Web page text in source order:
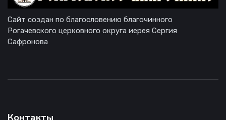
Сайт создан по благословению благочинного
Рогачевского церковного округа иерея Сергия
Сафронова